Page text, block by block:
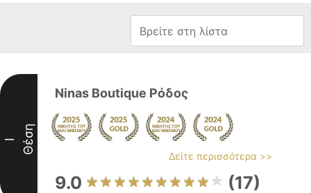
I Θέση
Ninas Boutique Ρόδος
Δείτε περισσότερα >>
9.0 (17)